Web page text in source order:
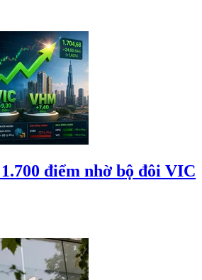
điểm nhờ bộ đôi VIC